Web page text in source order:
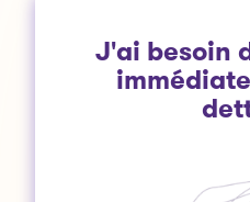
J'ai besoin